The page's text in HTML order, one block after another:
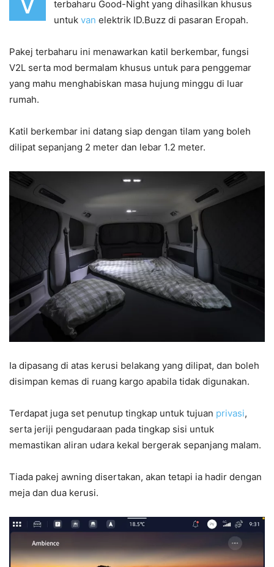
terbaharu Good-Night yang dihasilkan khusus
untuk van elektrik ID.Buzz di pasaran Eropah.
Pakej terbaharu ini menawarkan katil berkembar, fungsi
V2L serta mod bermalam khusus untuk para penggemar
yang mahu menghabiskan masa hujung minggu di luar
rumah.
Katil berkembar ini datang siap dengan tilam yang boleh
dilipat sepanjang 2 meter dan lebar 1.2 meter.
Ia dipasang di atas kerusi belakang yang dilipat, dan boleh
disimpan kemas di ruang kargo apabila tidak digunakan.
Terdapat juga set penutup tingkap untuk tujuan privasi,
serta jeriji pengudaraan pada tingkap sisi untuk
memastikan aliran udara kekal bergerak sepanjang malam.
Tiada pakej awning disertakan, akan tetapi ia hadir dengan
meja dan dua kerusi.